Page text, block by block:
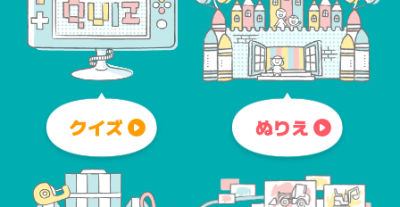
クイズ ぬりえ